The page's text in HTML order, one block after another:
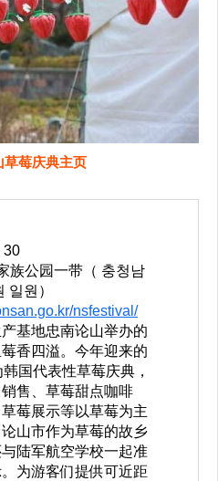
草莓庆典主页
30
族公园一带（ 충청남
일원）
nsfestival/
基地忠南论山举办的
香四溢。今年迎来的
国代表性草莓庆典，
售、草莓甜点咖啡
莓展示等以草莓为主
山市作为草莓的故乡
陆军航空学校一起准
为游客们提供可近距